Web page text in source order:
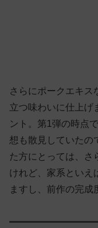
さらにポークエキス
立つ味わいに仕上げ
ント。第1弾の時点
想も散見していたの
た方にとっては、さ
けれど、家系といえ
ますし、前作の完成